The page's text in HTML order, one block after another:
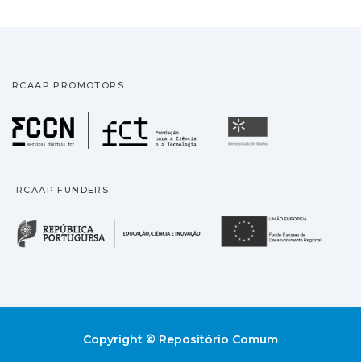
RCAAP PROMOTORS
Fundação para a
RCAAP FUNDERS
República Portuguesa
Copyright © Repositório Comum